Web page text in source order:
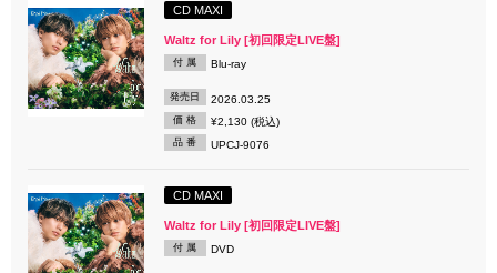
CD MAXI
Waltz for Lily [初回限定LIVE盤]
付 属 Blu-ray
発売日 2026.03.25
価 格 ¥2,130 (税込)
品 番 UPCJ-9076
CD MAXI
Waltz for Lily [初回限定LIVE盤]
付 属 DVD